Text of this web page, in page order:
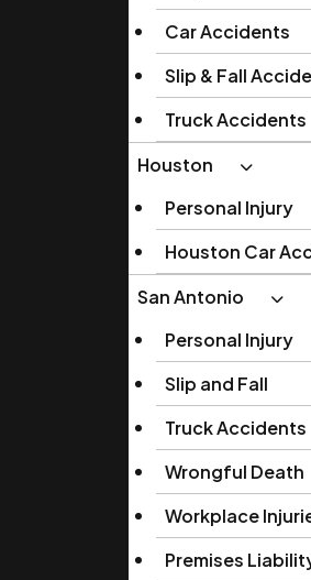
Car Accidents
Slip & Fall
Truck Accidents
Houston
Personal Injury
Houston Car
San Antonio
Personal Injury
Slip and Fall
Truck Accidents
Wrongful Death
Workplace
Premises